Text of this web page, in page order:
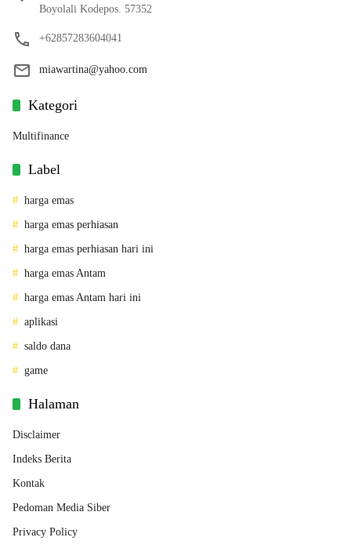
Boyolali Kodepos. 57352
+62857283604041
miawartina@yahoo.com
Kategori
Multifinance
Label
harga emas
harga emas perhiasan
harga emas perhiasan hari ini
harga emas Antam
harga emas Antam hari ini
aplikasi
saldo dana
game
Halaman
Disclaimer
Indeks Berita
Kontak
Pedoman Media Siber
Privacy Policy